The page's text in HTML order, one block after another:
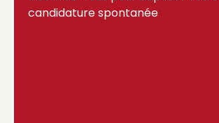
candidature spontanée